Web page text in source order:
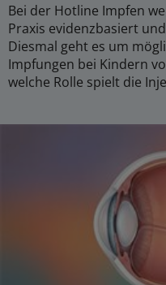
Bei der Hotline Impfen
Praxis evidenzbasiert
Diesmal geht es um
Impfungen bei Kindern
welche Rolle spielt die